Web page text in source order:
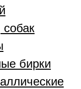
собак
бирки